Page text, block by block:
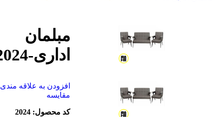
مبلمان
اداری-2024
افزودن به علاقه مندی
مقایسه
کد محصول: 2024